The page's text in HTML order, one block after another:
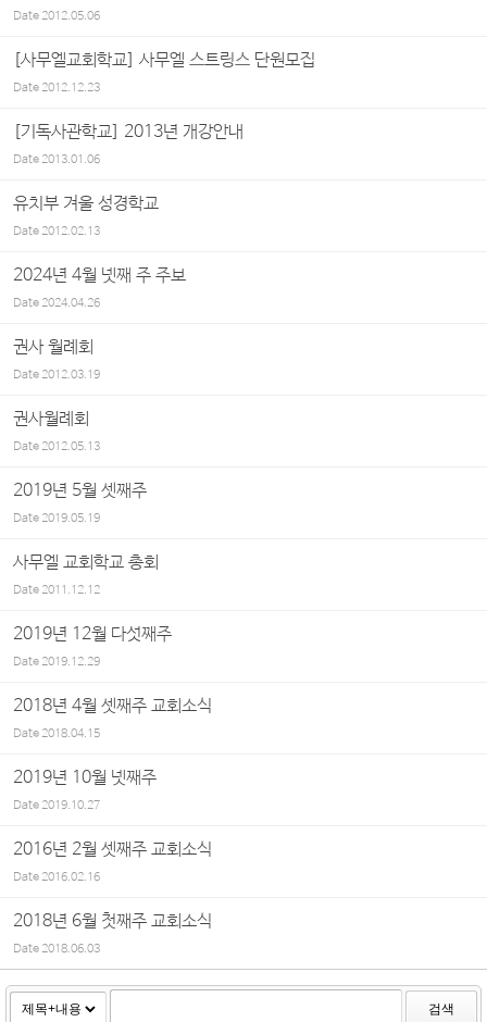
Date2012.05.06
[사무엘교회학교] 사무엘 스트링스 단원모집
Date2012.12.23
[기독사관학교] 2013년 개강안내
Date2013.01.06
유치부 겨울 성경학교
Date2012.02.13
2024년 4월 넷째 주 주보
Date2024.04.26
권사 월례회
Date2012.03.19
권사월례회
Date2012.05.13
2019년 5월 셋째주
Date2019.05.19
사무엘 교회학교 총회
Date2011.12.12
2019년 12월 다섯째주
Date2019.12.29
2018년 4월 셋째주 교회소식
Date2018.04.15
2019년 10월 넷째주
Date2019.10.27
2016년 2월 셋째주 교회소식
Date2016.02.16
2018년 6월 첫째주 교회소식
Date2018.06.03
검색